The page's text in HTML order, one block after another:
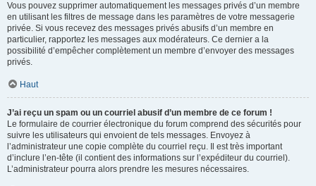
Vous pouvez supprimer automatiquement les messages privés d’un membre
en utilisant les filtres de message dans les paramètres de votre messagerie
privée. Si vous recevez des messages privés abusifs d’un membre en
particulier, rapportez les messages aux modérateurs. Ce dernier a la
possibilité d’empêcher complètement un membre d’envoyer des messages
privés.
Haut
J’ai reçu un spam ou un courriel abusif d’un membre de ce forum !
Le formulaire de courrier électronique du forum comprend des sécurités pour
suivre les utilisateurs qui envoient de tels messages. Envoyez à
l’administrateur une copie complète du courriel reçu. Il est très important
d’inclure l’en-tête (il contient des informations sur l’expéditeur du courriel).
L’administrateur pourra alors prendre les mesures nécessaires.